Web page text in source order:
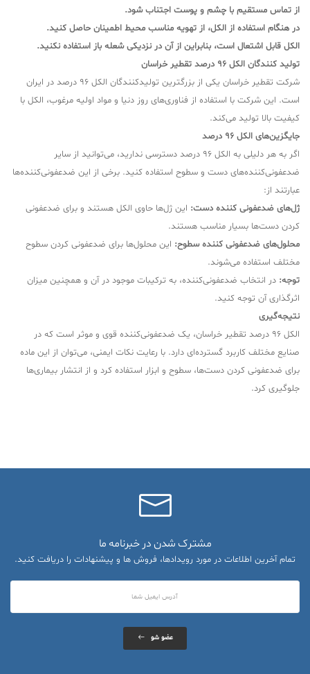
از تماس مستقیم با چشم و پوست اجتناب شود.
در هنگام استفاده از الکل، از تهویه مناسب محیط اطمینان حاصل کنید.
الکل قابل اشتعال است، بنابراین از آن در نزدیکی شعله باز استفاده نکنید.
تولید کنندگان الکل 96 درصد تقطیر خراسان
شرکت تقطیر خراسان یکی از بزرگترین تولیدکنندگان الکل 96 درصد در ایران
است. این شرکت با استفاده از فناوری‌های روز دنیا و مواد اولیه مرغوب، الکل با
کیفیت بالا تولید می‌کند.
جایگزین‌های الکل 96 درصد
اگر به هر دلیلی به الکل 96 درصد دسترسی ندارید، می‌توانید از سایر
ضدعفونی‌کننده‌های دست و سطوح استفاده کنید. برخی از این ضدعفونی‌کننده‌ها
عبارتند از:
ژل‌های ضدعفونی کننده دست: این ژل‌ها حاوی الکل هستند و برای ضدعفونی
کردن دست‌ها بسیار مناسب هستند.
محلول‌های ضدعفونی کننده سطوح: این محلول‌ها برای ضدعفونی کردن سطوح
مختلف استفاده می‌شوند.
توجه: در انتخاب ضدعفونی‌کننده، به ترکیبات موجود در آن و همچنین میزان
اثرگذاری آن توجه کنید.
نتیجه‌گیری
الکل 96 درصد تقطیر خراسان، یک ضدعفونی‌کننده قوی و موثر است که در
صنایع مختلف کاربرد گسترده‌ای دارد. با رعایت نکات ایمنی، می‌توان از این ماده
برای ضدعفونی کردن دست‌ها، سطوح و ابزار استفاده کرد و از انتشار بیماری‌ها
جلوگیری کرد.
مشترک شدن در خبرنامه ما
تمام آخرین اطلاعات در مورد رویدادها، فروش ها و پیشنهادات را دریافت کنید.
عضو شو